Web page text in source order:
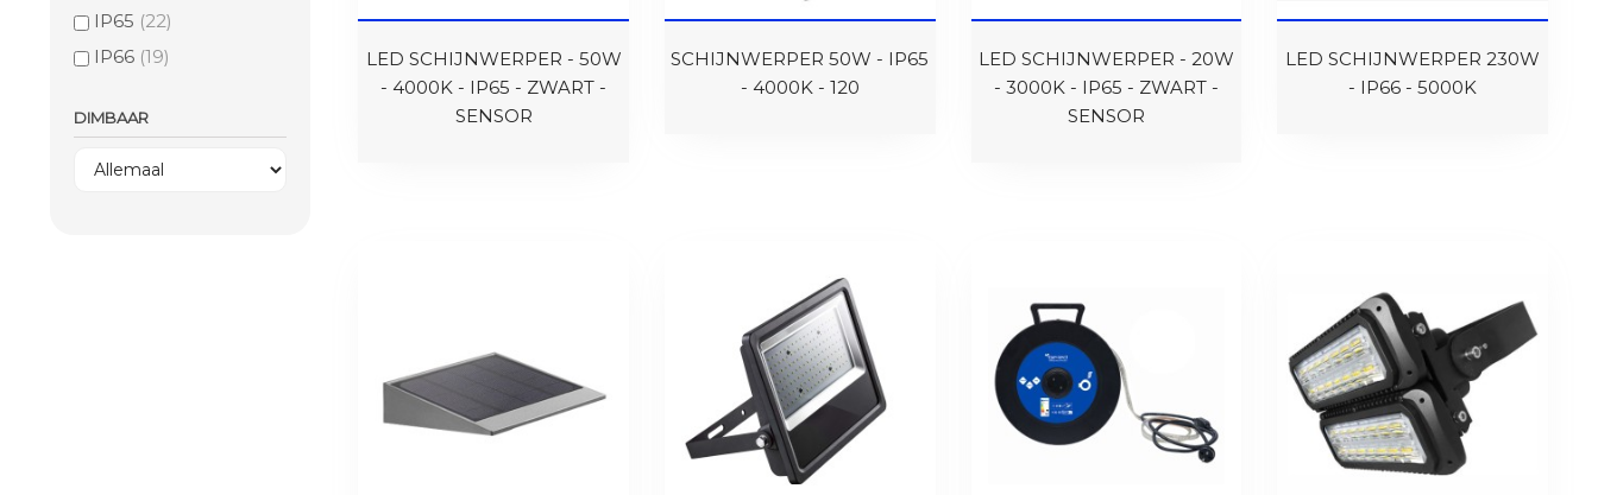
IP65 (22)
IP66 (19)
DIMBAAR
LED SCHIJNWERPER - 50W
- 4000K - IP65 - ZWART -
SENSOR
SCHIJNWERPER 50W - IP65
- 4000K - 120
LED SCHIJNWERPER - 20W
- 3000K - IP65 - ZWART -
SENSOR
LED SCHIJNWERPER 230W
- IP66 - 5000K